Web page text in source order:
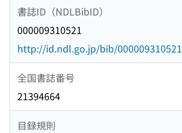
書誌ID（NDLBibID）
000009310521
http://id.ndl.go.jp/bib/000009310521
全国書誌番号
21394664
目録規則